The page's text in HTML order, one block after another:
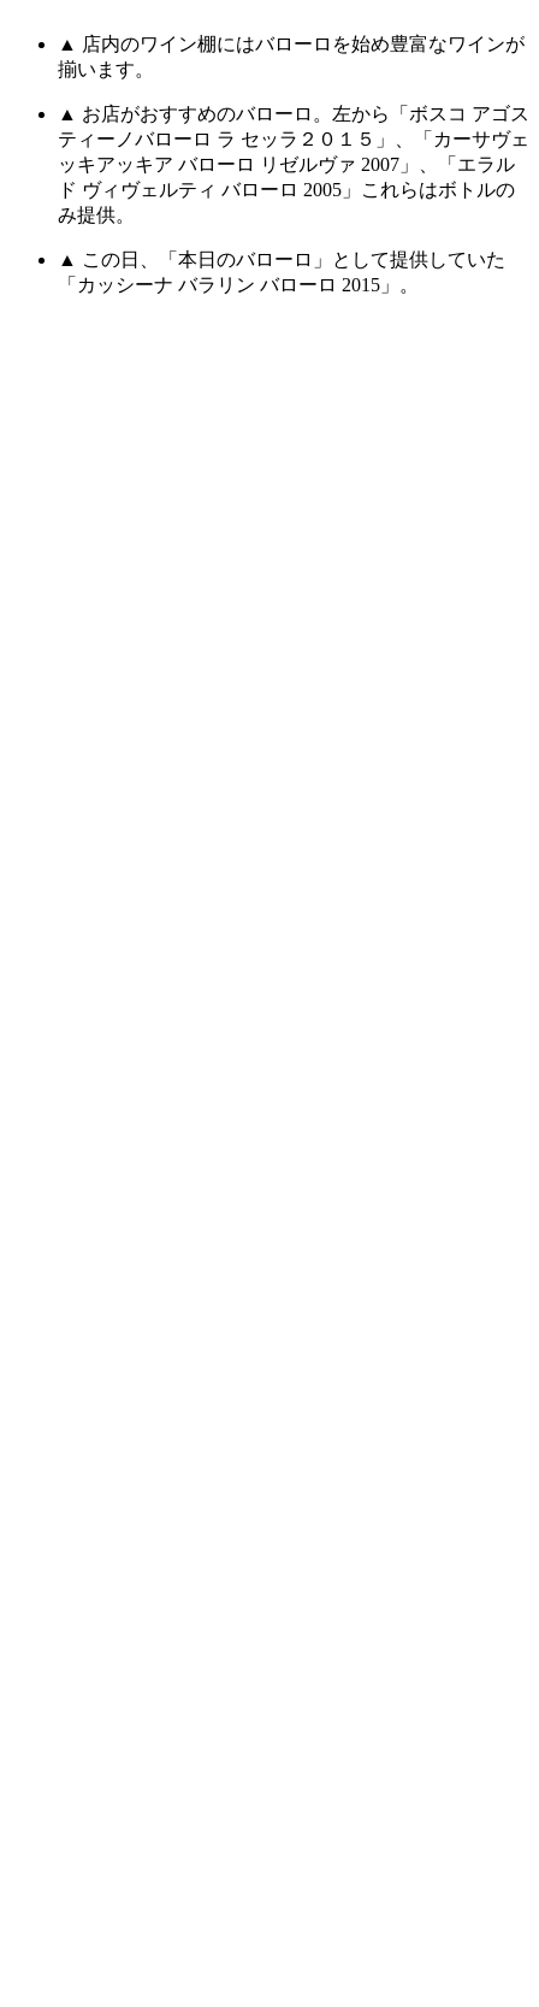
▲ 店内のワイン棚にはバローロを始め豊富なワインが
揃います。
▲ お店がおすすめのバローロ。左から「ボスコ アゴス
ティーノバローロ ラ セッラ２０１５」、「カーサヴェ
ッキアッキア バローロ リゼルヴァ 2007」、「エラル
ド ヴィヴェルティ バローロ 2005」これらはボトルの
み提供。
▲ この日、「本日のバローロ」として提供していた
「カッシーナ バラリン バローロ 2015」。